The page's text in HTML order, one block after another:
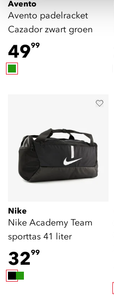
Avento
Avento padelracket
Cazador zwart groen
4999
Nike
Nike Academy Team
sporttas 41 liter
3299